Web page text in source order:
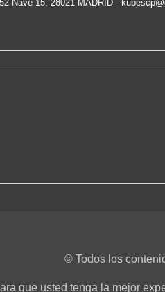
Nave 15. 28021 MADRID -
© Todos los
que usted tenga la mejor